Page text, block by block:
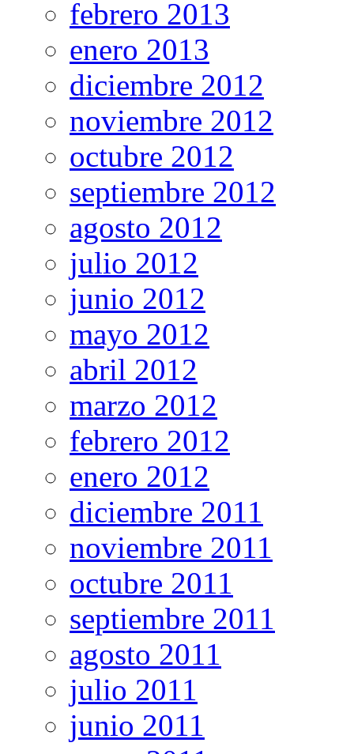
febrero 2013
enero 2013
diciembre 2012
noviembre 2012
octubre 2012
septiembre 2012
agosto 2012
julio 2012
junio 2012
mayo 2012
abril 2012
marzo 2012
febrero 2012
enero 2012
diciembre 2011
noviembre 2011
octubre 2011
septiembre 2011
agosto 2011
julio 2011
junio 2011